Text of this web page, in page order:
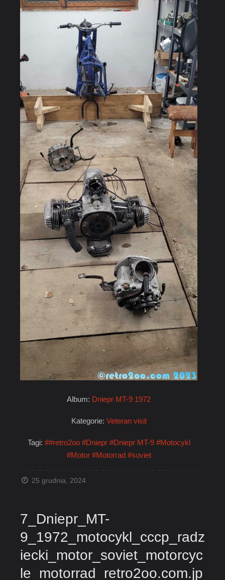
Album: Dniepr MT-9 1972
Kategorie: Veteran visit
Tagi: ##retro2oo #Dniepr #Dniepr MT-9 #Motocykl
#Motor #Motorrad #soviet
25 grudnia, 2024
7_Dniepr_MT-
9_1972_motocykl_cccp_radz
iecki_motor_soviet_motorcyc
le_motorrad_retro2oo.com.jp